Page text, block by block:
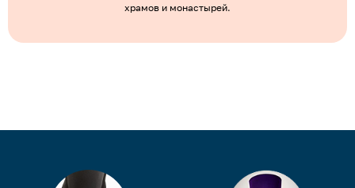
храмов и монастырей.